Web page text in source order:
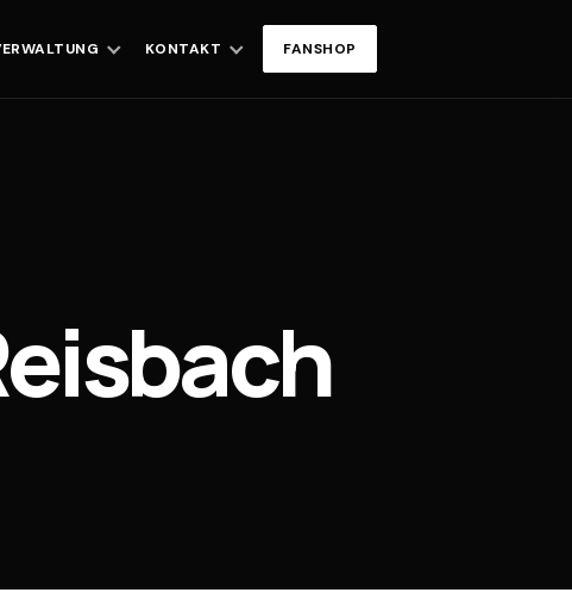
KONTAKT FANSHOP